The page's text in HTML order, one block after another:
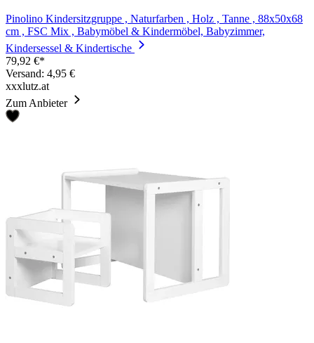
Pinolino Kindersitzgruppe , Naturfarben , Holz , Tanne , 88x50x68
cm , FSC Mix , Babymöbel & Kindermöbel, Babyzimmer,
Kindersessel & Kindertische
79,92 €*
Versand: 4,95 €
xxxlutz.at
Zum Anbieter